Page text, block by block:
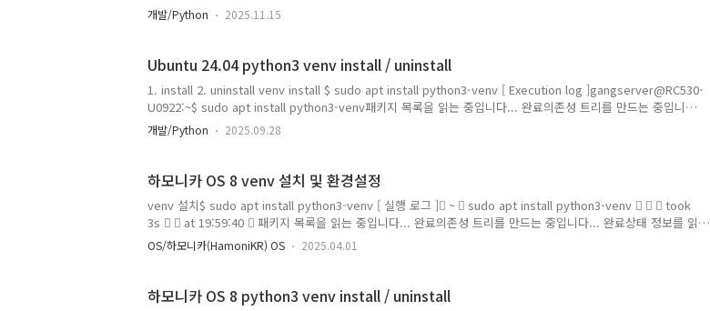
cd /bin$ ls -al python*$ sudo ln -s python3 python$ cd [ Execution log ]gangserver@RC530-
U0922:~$ cd /bingangserver@RC530-U0922:/bin$ ls -al python*lrwxrwxrwx 1 root root 10 11월 12
개발/Python 2025.11.15
Ubuntu 24.04 python3 venv install / uninstall
1. install 2. uninstall venv install $ sudo apt install python3-venv [ Execution log ]gangserver@RC530-
U0922:~$ sudo apt install python3-venv패키지 목록을 읽는 중입니다... 완료의존성 트리를 만드는 중입니
다... 완료상태 정보를 읽는 중입니다... 완료 다음의 추가 패키지가 설치될 것입니다 : python3-pip-whl
python3-setuptools-whl python3.12-venv다음 새 패키지를 설치할 것입니다: python3-pip-whl python3-
개발/Python 2025.09.28
하모니카 OS 8 venv 설치 및 환경설정
venv 설치$ sudo apt install python3-venv [ 실행 로그 ] ~  sudo apt install python3-venv  ✔  took
3s   at 19:59:40  패키지 목록을 읽는 중입니다... 완료의존성 트리를 만드는 중입니다... 완료상태 정보를 읽
는 중입니다... 완료 다음의 추가 패키지가 설치될 것입니다 : python3-pip-whl python3-setuptools-whl
python3.12-venv다음 새 패키지를 설치할 것입니다: python3-pip-whl python3-setuptools-whl python3-
OS/하모니카(HamoniKR) OS 2025.04.01
하모니카 OS 8 python3 venv install / uninstall